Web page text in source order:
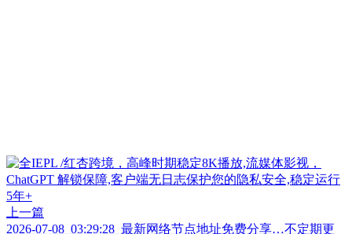
上一篇
2026-07-08_03:29:28_最新网络节点地址免费分享…不定期更